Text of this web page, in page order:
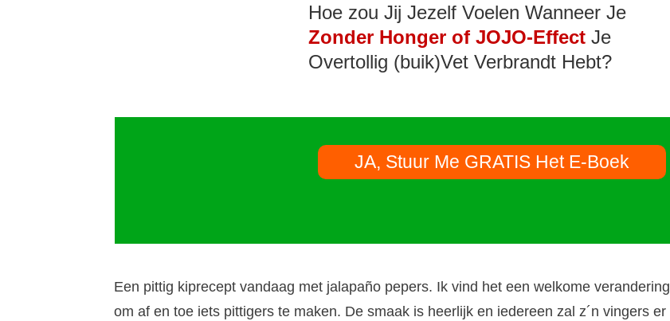
Hoe zou Jij Jezelf Voelen Wanneer Je
Zonder Honger of JOJO-Effect Je
Overtollig (buik)Vet Verbrandt Hebt?
JA, Stuur Me GRATIS Het E-Boek
Een pittig kiprecept vandaag met jalapaño pepers. Ik vind het een welkome verandering
om af en toe iets pittigers te maken. De smaak is heerlijk en iedereen zal z´n vingers er